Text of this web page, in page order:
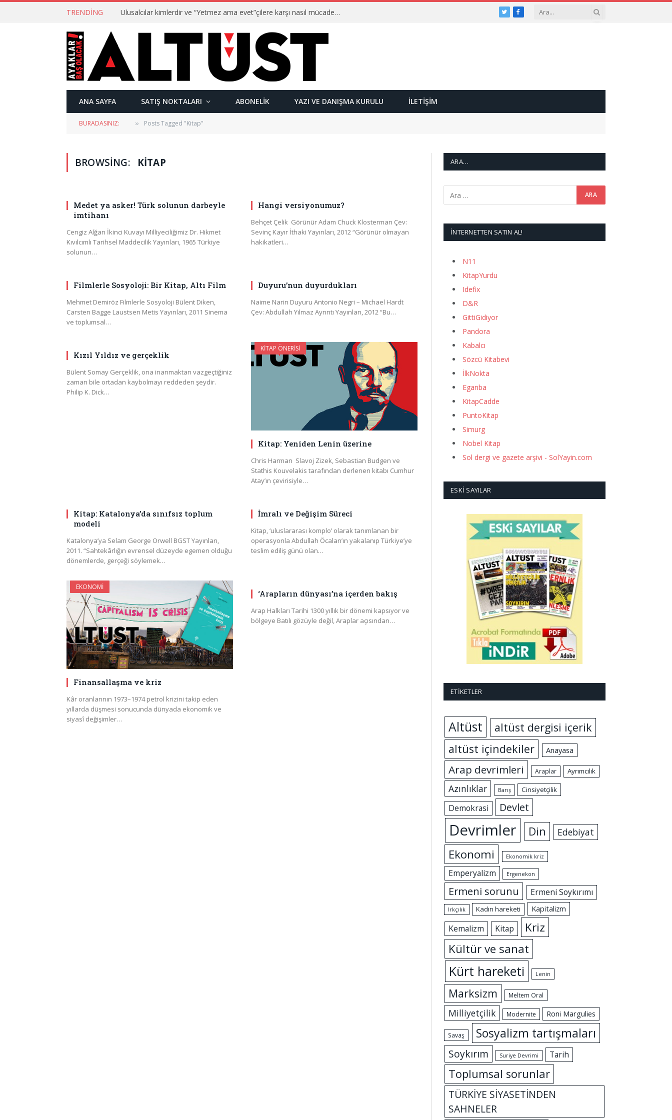
TRENDING Ulusalcılar kimlerdir ve “Yetmez ama evet”çilere karşı nasıl mücadele ederler? TwitterFacebook
ANA SAYFA SATIŞ NOKTALARI ABONELIK YAZI VE DANIŞMA KURULU İLETIŞIM
BURADASINIZ: » Posts Tagged "Kitap"
BROWSING: KITAP
Medet ya asker! Türk solunun darbeyle
imtihanı
Cengiz Alğan İkinci Kuvayı Milliyeciliğimiz Dr. Hikmet
Kıvılcımlı Tarihsel Maddecilik Yayınları, 1965 Türkiye
solunun…
Hangi versiyonumuz?
Behçet Çelik Görünür Adam Chuck Klosterman Çev:
Sevinç Kayır İthaki Yayınları, 2012 “Görünür olmayan
hakikatleri…
Filmlerle Sosyoloji: Bir Kitap, Altı Film
Mehmet Demiröz Filmlerle Sosyoloji Bülent Diken,
Carsten Bagge Laustsen Metis Yayınları, 2011 Sinema
ve toplumsal…
Duyuru’nun duyurdukları
Naime Narin Duyuru Antonio Negri – Michael Hardt
Çev: Abdullah Yılmaz Ayrıntı Yayınları, 2012 “Bu…
Kızıl Yıldız ve gerçeklik
Bülent Somay Gerçeklik, ona inanmaktan vazgeçtiğiniz
zaman bile ortadan kaybolmayı reddeden şeydir.
Philip K. Dick…
KITAP ÖNERISI
Kitap: Yeniden Lenin üzerine
Chris Harman Slavoj Zizek, Sebastian Budgen ve
Stathis Kouvelakis tarafından derlenen kitabı Cumhur
Atay’ın çevirisiyle…
Kitap: Katalonya’da sınıfsız toplum
modeli
Katalonya’ya Selam George Orwell BGST Yayınları,
2011. “Sahtekârlığın evrensel düzeyde egemen olduğu
dönemlerde, gerçeği söylemek…
İmralı ve Değişim Süreci
Kitap, ‘uluslararası komplo’ olarak tanımlanan bir
operasyonla Abdullah Öcalan’ın yakalanıp Türkiye’ye
teslim ediliş günü olan…
EKONOMI
Finansallaşma ve kriz
Kâr oranlarının 1973–1974 petrol krizini takip eden
yıllarda düşmesi sonucunda dünyada ekonomik ve
siyasî değişimler…
‘Arapların dünyası’na içerden bakış
Arap Halkları Tarihi 1300 yıllık bir dönemi kapsıyor ve
bölgeye Batılı gözüyle değil, Araplar açısından…
ARA…
İNTERNETTEN SATIN AL!
N11
KitapYurdu
Idefix
D&R
GittiGidiyor
Pandora
Kabalcı
Sözcü Kitabevi
İlkNokta
Eganba
KitapCadde
PuntoKitap
Simurg
Nobel Kitap
Sol dergi ve gazete arşivi - SolYayin.com
ESKI SAYILAR
ETIKETLER
Altüst
altüst dergisi içerik
altüst içindekiler
Anayasa
Arap devrimleri Araplar Ayrımcılık
Azınlıklar Barış Cinsiyetçilik
Demokrasi Devlet
Devrimler Din Edebiyat
Ekonomi Ekonomik kriz
Emperyalizm Ergenekon
Ermeni sorunu Ermeni Soykırımı
Irkçılık Kadın hareketi Kapitalizm
Kemalizm Kitap
Kriz
Kültür ve sanat
Kürt hareketi Lenin
Marksizm Meltem Oral
Milliyetçilik Modernite Roni Margulies
Savaş Sosyalizm tartışmaları
Soykırım Suriye Devrimi Tarih
Toplumsal sorunlar
TÜRKİYE SİYASETİNDEN
SAHNELER